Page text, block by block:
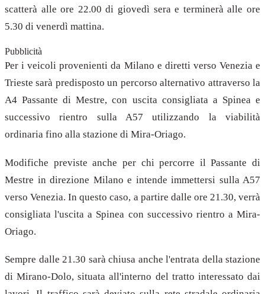
scatterà alle ore 22.00 di giovedì sera e terminerà alle ore
5.30 di venerdì mattina.
Pubblicità
Per i veicoli provenienti da Milano e diretti verso Venezia e
Trieste sarà predisposto un percorso alternativo attraverso la
A4 Passante di Mestre, con uscita consigliata a Spinea e
successivo rientro sulla A57 utilizzando la viabilità
ordinaria fino alla stazione di Mira-Oriago.
Modifiche previste anche per chi percorre il Passante di
Mestre in direzione Milano e intende immettersi sulla A57
verso Venezia. In questo caso, a partire dalle ore 21.30, verrà
consigliata l'uscita a Spinea con successivo rientro a Mira-
Oriago.
Sempre dalle 21.30 sarà chiusa anche l'entrata della stazione
di Mirano-Dolo, situata all'interno del tratto interessato dai